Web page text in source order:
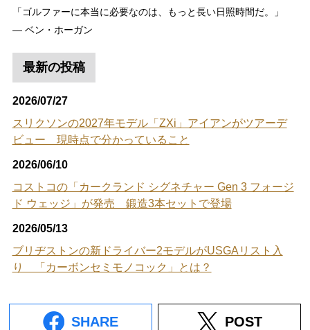
「ゴルファーに本当に必要なのは、もっと長い日照時間だ。」
― ベン・ホーガン
最新の投稿
2026/07/27
スリクソンの2027年モデル「ZXi」アイアンがツアーデ
ビュー 現時点で分かっていること
2026/06/10
コストコの「カークランド シグネチャー Gen 3 フォージ
ド ウェッジ」が発売 鍛造3本セットで登場
2026/05/13
ブリヂストンの新ドライバー2モデルがUSGAリスト入
り 「カーボンセミモノコック」とは？
SHARE POST